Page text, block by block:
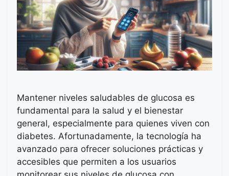
Mantener niveles saludables de glucosa es
fundamental para la salud y el bienestar
general, especialmente para quienes viven con
diabetes. Afortunadamente, la tecnología ha
avanzado para ofrecer soluciones prácticas y
accesibles que permiten a los usuarios